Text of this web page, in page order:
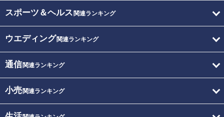
スポーツ＆ヘルス 関連ランキング
ウエディング関連ランキング
通信関連ランキング
小売関連ランキング